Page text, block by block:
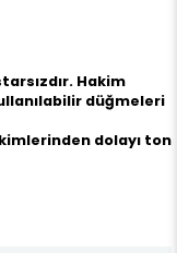
Hakim
düğmeleri
dolayı ton